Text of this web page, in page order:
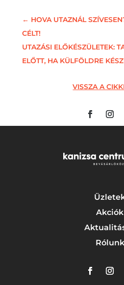
← HOVA UTAZNÁL
CÉLT!
UTAZÁSI ELŐKÉSZÜLETEK:
ELŐTT, HA KÜLFÖLDRE
VISSZA A
Akciók
Rólunk